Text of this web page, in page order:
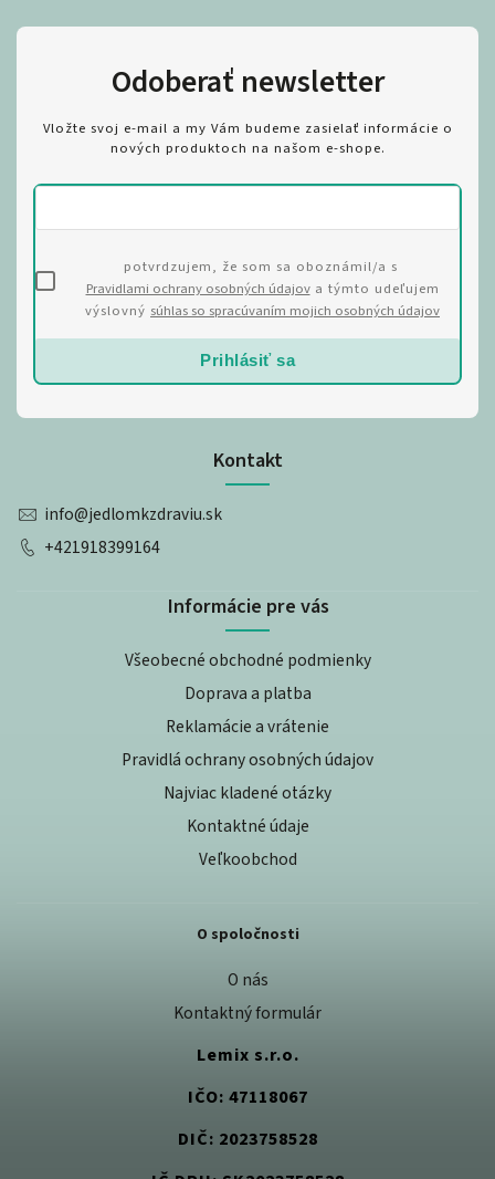
Kontakt
info@jedlomkzdraviu.sk
+421918399164
Informácie pre vás
Všeobecné obchodné podmienky
Doprava a platba
Reklamácie a vrátenie
Pravidlá ochrany osobných údajov
Najviac kladené otázky
Kontaktné údaje
Veľkoobchod
O spoločnosti
O nás
Kontaktný formulár
Lemix s.r.o.
IČO: 47118067
DIČ: 2023758528
Odoberať newsletter
Vložte svoj e-mail a my Vám budeme zasielať informácie o
nových produktoch na našom e-shope.
potvrdzujem, že som sa oboznámil/a s
Pravidlami ochrany osobných údajova týmto udeľujem
výslovný súhlas so spracúvaním mojich osobných údajov
Prihlásiť sa